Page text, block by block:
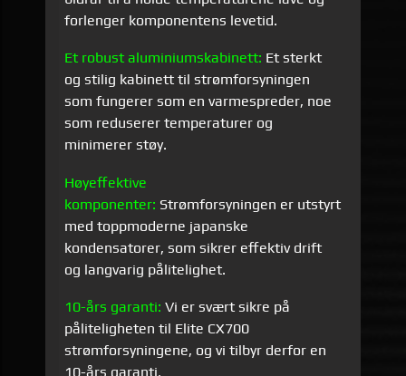
forlenger komponentens levetid.
Et robust aluminiumskabinett: Et sterkt
og stilig kabinett til strømforsyningen
som fungerer som en varmespreder, noe
som reduserer temperaturer og
minimerer støy.
Høyeffektive
komponenter: Strømforsyningen er utstyrt
med toppmoderne japanske
kondensatorer, som sikrer effektiv drift
og langvarig pålitelighet.
10-års garanti: Vi er svært sikre på
påliteligheten til Elite CX700
strømforsyningene, og vi tilbyr derfor en
10-års garanti.